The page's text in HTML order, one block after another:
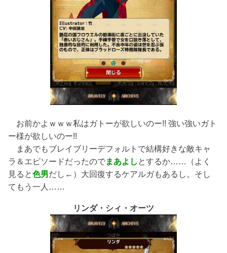
お前かよｗｗｗ私はガトーが欲しいのー!! 強い強いガト
ー様が欲しいのー!!
まあでもブレイブリーデフォルトで結構好きな敵キャ
ラ＆エピソードだったのでまあよし とするか……（よく
見ると色男だし←）大回復するケアルガもあるし。そし
てもう一人……
リンダ・シィ・オーツ